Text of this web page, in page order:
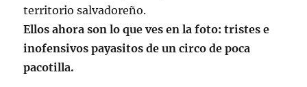
territorio salvadoreño.
Ellos ahora son lo que ves en la foto: tristes e
inofensivos payasitos de un circo de poca
pacotilla.